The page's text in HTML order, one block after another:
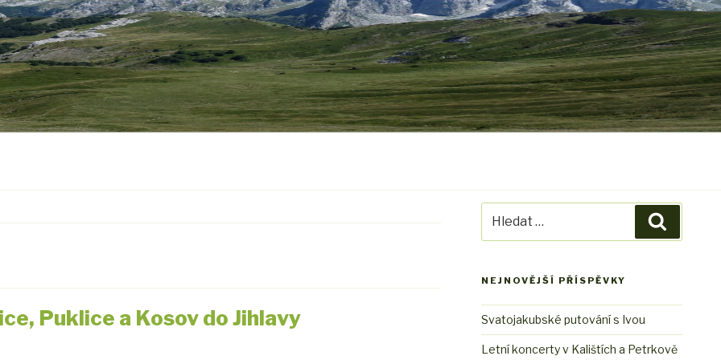
Puklice a Kosov do Jihlavy
NEJNOVĚJŠÍ PŘÍSPĚVKY
Svatojakubské putování s Ivou
Letní koncerty v Kalištích a Petrkově